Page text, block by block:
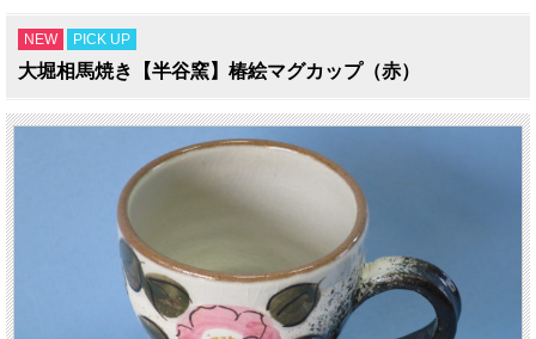
NEW PICK UP
大堀相馬焼き【半谷窯】椿絵マグカップ（赤）